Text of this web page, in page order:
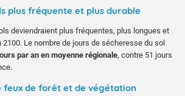
plus fréquente et plus durable
deviendraient plus fréquentes, plus longues et
2100. Le nombre de jours de sécheresse du sol
par an en moyenne régionale, contre 51 jours
feux de forêt et de végétation